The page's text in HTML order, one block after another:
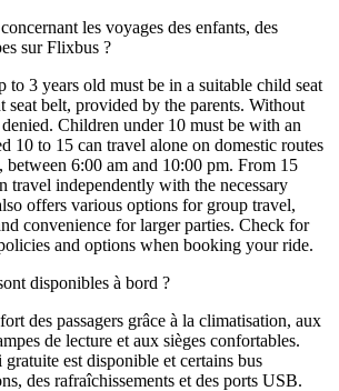
les voyages des enfants, des
sur Flixbus ?
to 3 years old must be in a suitable child seat
seat belt, provided by the parents. Without
Children under 10 must be with an
10 to 15 can travel alone on domestic routes
between 6:00 am and 10:00 pm. From 15
travel independently with the necessary
offers various options for group travel,
convenience for larger parties. Check for
and options when booking your ride.
disponibles à bord ?
des passagers grâce à la climatisation, aux
de lecture et aux sièges confortables.
est disponible et certains bus
des rafraîchissements et des ports USB.